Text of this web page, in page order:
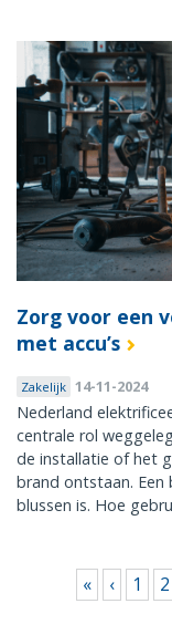
Zorg voor een
met accu’s
Zakelijk 14-11-2024
Nederland
centrale rol
de installatie of het
brand ontstaan. Een
blussen is. Hoe
Pagina's« ‹ 1 2